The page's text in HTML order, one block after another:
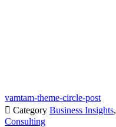
vamtam-theme-circle-post
 Category Business Insights,
Consulting